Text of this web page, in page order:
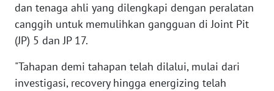
dan tenaga ahli yang dilengkapi dengan peralatan
canggih untuk memulihkan gangguan di Joint Pit
(JP) 5 dan JP 17.
"Tahapan demi tahapan telah dilalui, mulai dari
investigasi, recovery hingga energizing telah
WN
NTT
WN
KEPRI